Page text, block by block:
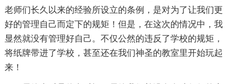
老师们长久以来的经验所设立的条例，是对为了让我们更
好的管理自己而定下的规矩！但是，在这次的情况中，我
显然就没有管理好自己。不仅公然的违反了学校的规矩，
将纸牌带进了学校，甚至还在我们神圣的教室里开始玩起
来！